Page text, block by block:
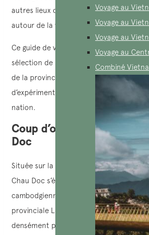
Voyage au
Voyage au
Voyage au
Voyage au
Combiné
autres lieux de culte parsemant la
autour de la ville de
Chau Doc, sur les
Ce guide de voyage à Chau doc vous
sélection de sites religieux, llustrant la
de la province et permettant aux
d’expérimenter et de comprendre ce
nation.
Coup d’oeil sur
Doc
Située sur la rive sud du fleuve Hau
Chau Doc s’étend vers le sud-ouest le
cambodgienne actuelle. En dehors de
provinciale Long Xuyen, cette ville est
densément peuplée de la province d’An